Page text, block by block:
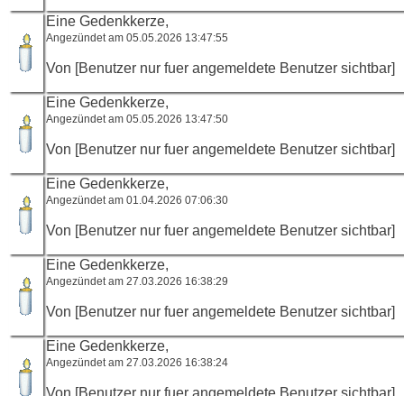
Eine Gedenkkerze,
Angezündet am 05.05.2026 13:47:55
Von [Benutzer nur fuer angemeldete Benutzer sichtbar]
Eine Gedenkkerze,
Angezündet am 05.05.2026 13:47:50
Von [Benutzer nur fuer angemeldete Benutzer sichtbar]
Eine Gedenkkerze,
Angezündet am 01.04.2026 07:06:30
Von [Benutzer nur fuer angemeldete Benutzer sichtbar]
Eine Gedenkkerze,
Angezündet am 27.03.2026 16:38:29
Von [Benutzer nur fuer angemeldete Benutzer sichtbar]
Eine Gedenkkerze,
Angezündet am 27.03.2026 16:38:24
Von [Benutzer nur fuer angemeldete Benutzer sichtbar]